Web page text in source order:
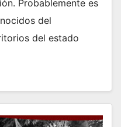
Probablemente es
del
del estado